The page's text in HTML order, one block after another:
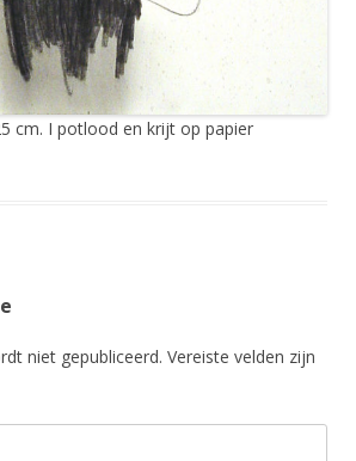
cm. I potlood en krijt op papier
niet gepubliceerd. Vereiste velden zijn